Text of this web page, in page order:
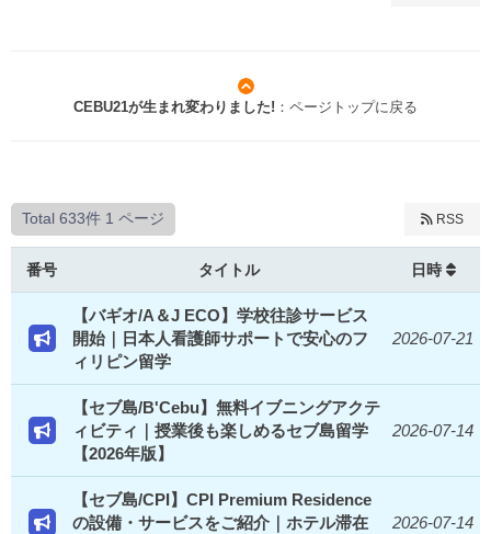
CEBU21が生まれ変わりました! ：ページトップに戻る
Total 633件 1 ページ RSS
番号 タイトル 日時
【バギオ/A＆J ECO】学校往診サービス
開始｜日本人看護師サポートで安心のフ
ィリピン留学
2026-07-21
【セブ島/B'Cebu】無料イブニングアクテ
ィビティ｜授業後も楽しめるセブ島留学
【2026年版】
2026-07-14
【セブ島/CPI】CPI Premium Residence
の設備・サービスをご紹介｜ホテル滞在
2026-07-14